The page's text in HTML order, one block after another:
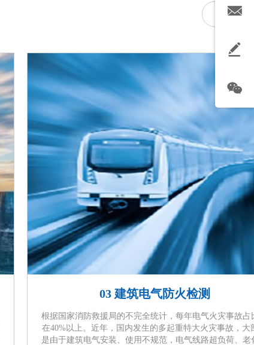
03 建筑电气防火检测
根据国家消防救援局的不完全统计，每年电气火灾事故占
在40%以上。近年，国内发生的多起重特大火灾事故，大
是由于建筑电气安装、使用不规范，电气线路超负荷、老
了解更